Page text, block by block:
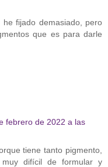
fijado demasiado, pero
que es para darle
febrero de 2022 a las
tiene tanto pigmento,
difícil de formular y